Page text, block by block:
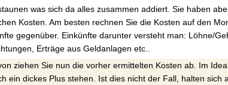
was sich da alles zusammen addiert. Sie haben
Kosten. Am besten rechnen Sie die Kosten auf den
gegenüber. Einkünfte darunter versteht man: Löhne/
Erträge aus Geldanlagen etc..
ziehen Sie nun die vorher ermittelten Kosten ab. Im
ein dickes Plus stehen. Ist dies nicht der Fall, halten sich